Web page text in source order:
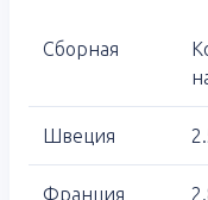
Сборная
Швеция
Франция